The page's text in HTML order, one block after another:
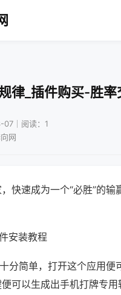
律_插件购买-胜率
｜阅读：1
网
快速成为一个“必胜”的输
安装教程
分简单，打开这个应用便
可以生成出手机打牌专